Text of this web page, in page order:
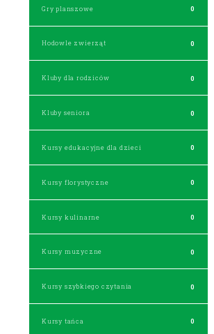
Gry planszowe 0
Hodowle zwierząt 0
Kluby dla rodziców 0
Kluby seniora 0
Kursy edukacyjne dla dzieci 0
Kursy florystyczne 0
Kursy kulinarne 0
Kursy muzyczne 0
Kursy szybkiego czytania 0
Kursy tańca 0